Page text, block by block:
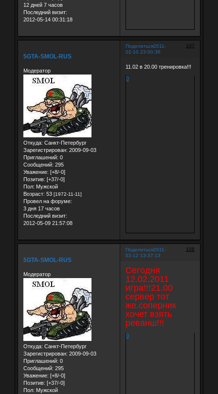
12 дней 7 часов
Последний визит:
2012-05-14 00:31:18
Поделиться 107
2011-
02-10 23:00:36
5GTA-SMOL-RUS
Модератор
Откуда: Санкт-Петербург
Зарегистрирован: 2009-09-03
Приглашений: 0
Сообщений: 295
Уважение: [+8/-0]
Позитив: [+37/-0]
Пол: Мужской
Возраст: 53 [1972-11-11]
Провел на форуме:
3 дня 17 часов
Последний визит:
2012-05-09 21:57:08
11.02 в 20.00 тренировка!!!
0
Поделиться 108
2011-
02-12 13:37:13
5GTA-SMOL-RUS
Модератор
Откуда: Санкт-Петербург
Зарегистрирован: 2009-09-03
Приглашений: 0
Сообщений: 295
Уважение: [+8/-0]
Позитив: [+37/-0]
Пол: Мужской
Сегодня
12.02.2011
игра!!!21.00
сервер тот
же,соперник
хочет взять
реванш!!!
0